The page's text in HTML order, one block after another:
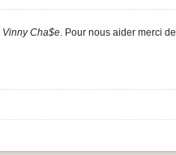
Vinny Cha$e. Pour nous aider merci de